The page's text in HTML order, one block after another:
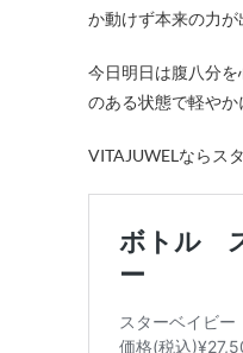
か動けず本来の力が
今日明日は腹八分
のある状態で軽や
VITAJUWELならス